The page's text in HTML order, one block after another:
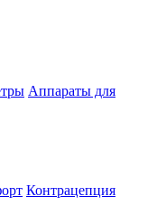
Аппараты для
Контрацепция